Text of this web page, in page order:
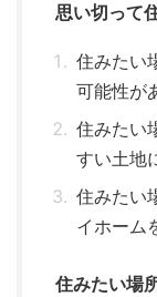
思い切って
住みたい
可能性が
住みたい
すい土地
住みたい
イホーム
住みたい場